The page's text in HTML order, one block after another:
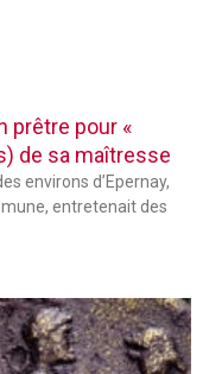
prêtre pour «
de sa maîtresse
environs d’Epernay,
entretenait des